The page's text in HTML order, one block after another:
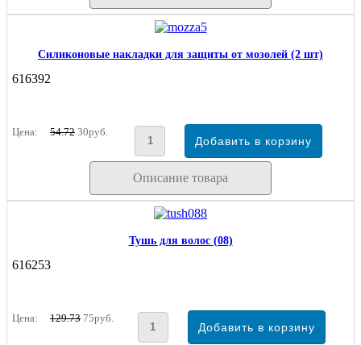
Силиконовые накладки для защиты от мозолей (2 шт)
616392
Цена: 54.72 30руб.
Описание товара
Тушь для волос (08)
616253
Цена: 129.73 75руб.